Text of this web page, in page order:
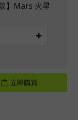
】Mars 火星
立即購買